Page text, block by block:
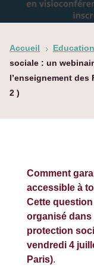
Accueil 5 Education
sociale : un
l’enseignement des
2 )
Comment
accessible à
Cette
organisé dans
protection
vendredi 4
Paris).